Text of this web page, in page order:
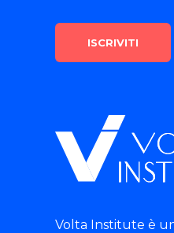
Volta Institute è